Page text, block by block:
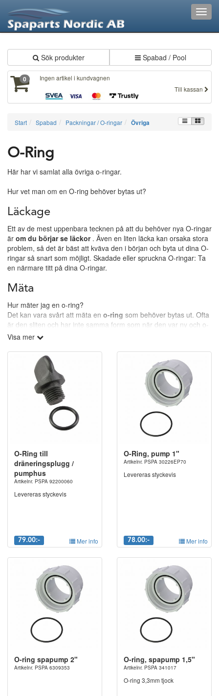
Sök produkter Spabad / Pool
0
Ingen artikel i kundvagnen
Till kassan
Start Spabad Packningar / O-ringar Övriga
O-Ring
Här har vi samlat alla övriga o-ringar.
Hur vet man om en O-ring behöver bytas ut?
Läckage
Ett av de mest uppenbara tecknen på att du behöver nya O-ringar
är om du börjar se läckor. Även en liten läcka kan orsaka stora
problem, så det är bäst att kväva den i början och byta ut dina O-
ringar så snart som möjligt. Skadade eller spruckna O-ringar: Ta
en närmare titt på dina O-ringar.
Mäta
Hur mäter jag en o-ring?
Det kan vara svårt att mäta en o-ring som behöver bytas ut. Ofta
är den sliten och har inte samma form som när den var ny och o-
ringen är även flexibel & töjbar ...
I vårt övriga o-ringssortiment hittar du mest troligt rätt o-ring.
Frågor?
Har du frågor går det givetvis bra att kontakta vårt team, maila
info@spapartsnordic.se
eller ring oss på 0910-13013
Visa mer
O-Ring till
dräneringsplugg /
pumphus
Artikelnr. PSPA 92200060
Levereras styckevis
79.00:- Mer info
O-Ring, pump 1"
Artikelnr. PSPA 30226EP70
Levereras styckevis
78.00:- Mer info
O-ring spapump 2"
Artikelnr. PSPA 6309353
O-ring, spapump 1,5"
Artikelnr. PSPA 341017
O-ring 3,3mm tjock